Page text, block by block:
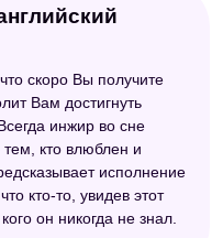
скоро Вы получите
Вам достигнуть
инжир во сне
кто влюблен и
исполнение
кто-то, увидев этот
он никогда не знал.